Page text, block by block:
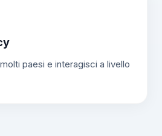
paesi e interagisci a livello